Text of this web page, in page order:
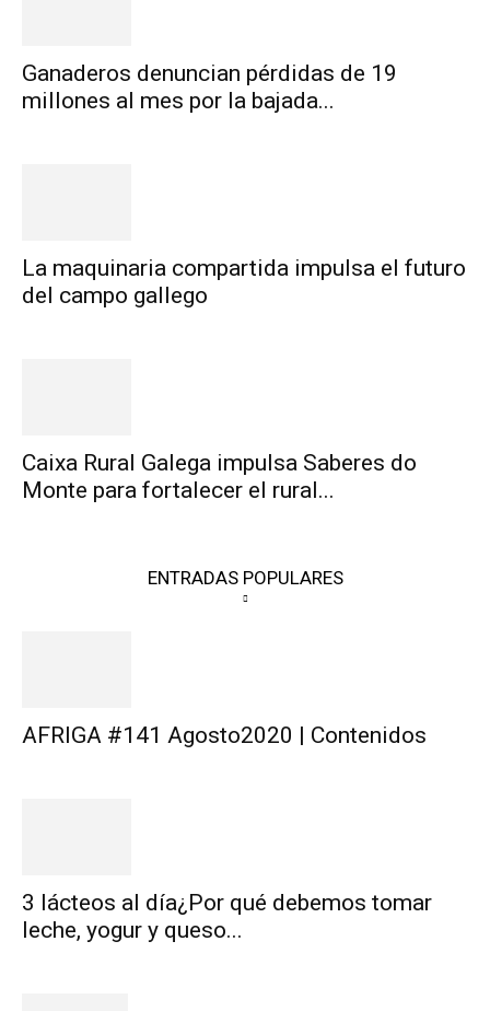
Ganaderos denuncian pérdidas de 19
millones al mes por la bajada...
La maquinaria compartida impulsa el futuro
del campo gallego
Caixa Rural Galega impulsa Saberes do
Monte para fortalecer el rural...
ENTRADAS POPULARES
AFRIGA #141 Agosto2020 | Contenidos
3 lácteos al día¿Por qué debemos tomar
leche, yogur y queso...